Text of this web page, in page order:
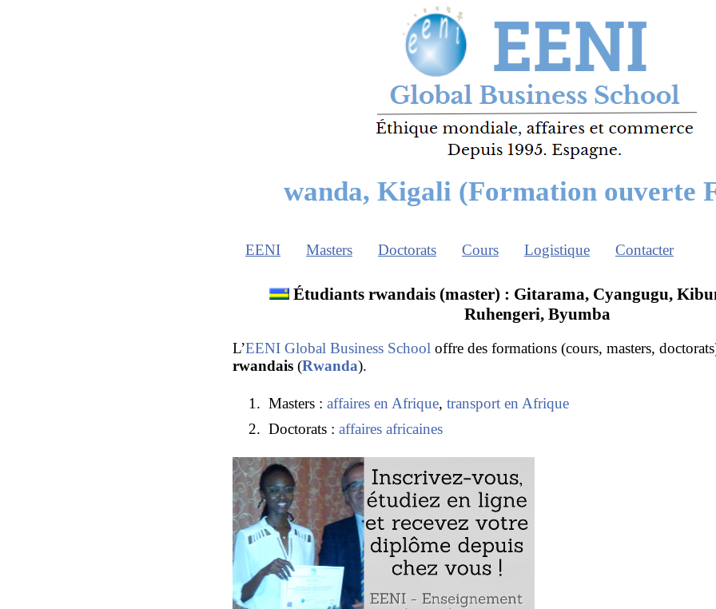
wanda, Kigali (Formation ouverte
EENI Masters Doctorats Cours Logistique Contacter
Étudiants rwandais (master) : Gitarama, Cyangugu,
Ruhengeri, Byumba
L’EENI Global Business School offre des formations (cours, masters,
rwandais (Rwanda).
Masters : affaires en Afrique, transport en Afrique
Doctorats : affaires africaines